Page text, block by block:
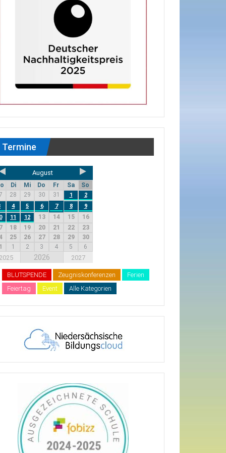
Termine
August
Di Mi Do Fr Sa
So
28 29 30 31 1
2
4 5 6 7 8
9
11 12 13 14 15
16
18 19 20 21 22
23
25 26 27 28 29
30
1 2 3 4 5 6
2025 2026 2027
BLUTSPENDE Zeugniskonferenzen
Ferien
Feiertag
Event Alle Kategorien